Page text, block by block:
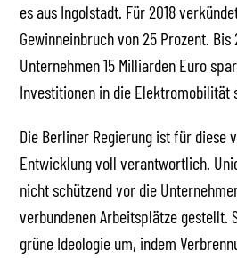
es aus Ingolstadt. Für 2018
Gewinneinbruch von 25 Prozent. Bis
Unternehmen 15 Milliarden Euro
Investitionen in die Elektromobilität
Die Berliner Regierung ist für diese
Entwicklung voll verantwortlich.
nicht schützend vor die
verbundenen Arbeitsplätze gestellt.
grüne Ideologie um, indem